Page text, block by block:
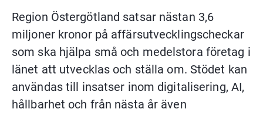
Region Östergötland satsar nästan 3,6
miljoner kronor på affärsutvecklingscheckar
som ska hjälpa små och medelstora företag i
länet att utvecklas och ställa om. Stödet kan
användas till insatser inom digitalisering, AI,
hållbarhet och från nästa år även